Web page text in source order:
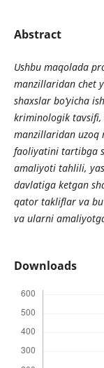
Abstract
Ushbu maqolada
manzillaridan chet
shaxslar bo‘yicha
kriminologik tavsifi,
manzillaridan uzoq
faoliyatini tartibga
amaliyoti tahlili,
davlatiga ketgan
qator takliflar va
va ularni
Downloads